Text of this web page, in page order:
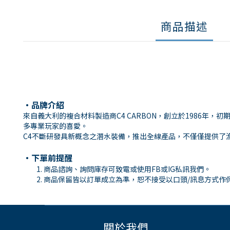
商品描述
・ 品牌介紹
來自義大利的複合材料製造商C4 CARBON，創立於1986年，
多專業玩家的喜愛。
C4不斷研發具新概念之潛水裝備，推出全線產品，不僅僅提供
・下單前提醒
商品諮詢、詢問庫存可致電或使用FB或IG私訊我們。
商品保留皆以訂單成立為準，恕不接受以口頭/訊息方式作